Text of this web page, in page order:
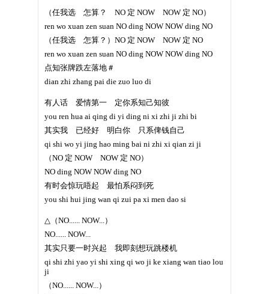
（任我选 怎算？ NO 定 NOW NOW 定 NO）
ren wo xuan zen suan NO ding NOW NOW ding NO
（任我选 怎算？）NO 定 NOW NOW 定 NO
ren wo xuan zen suan NO ding NOW NOW ding NO
点知张牌跌左落地＃
dian zhi zhang pai die zuo luo di
有人话 爱情第一 定你系知己知彼
you ren hua ai qing di yi ding ni xi zhi ji zhi bi
其实我 已经好 明白你 只系俾钱自己
qi shi wo yi jing hao ming bai ni zhi xi qian zi ji
（NO 定 NOW NOW 定 NO）
NO ding NOW NOW ding NO
有时会惊玩唔起 最怕系闷到死
you shi hui jing wan qi zui pa xi men dao si
△（NO...... NOW...）
NO...... NOW...
其实只要一时兴起 我即刻想玩跳楼机
qi shi zhi yao yi shi xing qi wo ji ke xiang wan tiao lou
ji
（NO...... NOW...）